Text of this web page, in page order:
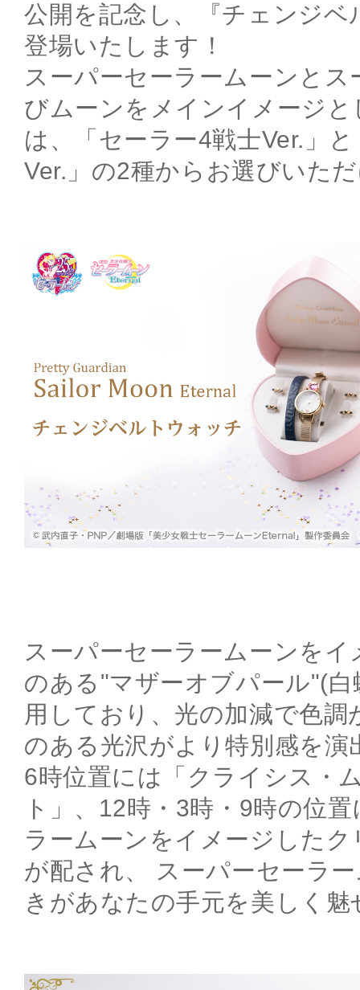
公開を記念し、『チェンジベ
登場いたします！
スーパーセーラームーンとス
びムーンをメインイメージと
は、「セーラー4戦士Ver.」
Ver.」の2種からお選びいた
スーパーセーラームーンを
のある"マザーオブパール"(
用しており、光の加減で色調
のある光沢がより特別感を演
6時位置には「クライシス・
ト」、12時・3時・9時の位
ラームーンをイメージした
が配され、 スーパーセーラ
きがあなたの手元を美しく魅